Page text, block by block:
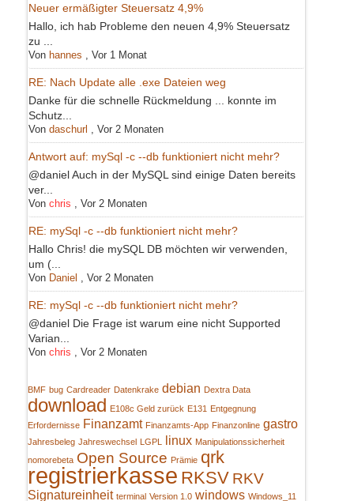
Neuer ermäßigter Steuersatz 4,9%
Hallo, ich hab Probleme den neuen 4,9% Steuersatz
zu ...
Von hannes Vor 1 Monat
RE: Nach Update alle .exe Dateien weg
Danke für die schnelle Rückmeldung ... konnte im
Schutz...
Von daschurl Vor 2 Monaten
Antwort auf: mySql -c --db funktioniert nicht mehr?
@daniel Auch in der MySQL sind einige Daten bereits
ver...
Von chris Vor 2 Monaten
RE: mySql -c --db funktioniert nicht mehr?
Hallo Chris! die mySQL DB möchten wir verwenden,
um (...
Von Daniel Vor 2 Monaten
RE: mySql -c --db funktioniert nicht mehr?
@daniel Die Frage ist warum eine nicht Supported
Varian...
Von chris Vor 2 Monaten
BMF bug Cardreader Datenkrake debian Dextra Data
download E108c Geld zurück E131 Entgegnung
Erfordernisse Finanzamt Finanzamts-App Finanzonline gastro
Jahresbeleg Jahreswechsel LGPL linux Manipulationssicherheit
nomorebeta Open Source Prämie qrk
registrierkasse RKSV RKV
Signatureinheit terminal Version 1.0 windows Windows_11